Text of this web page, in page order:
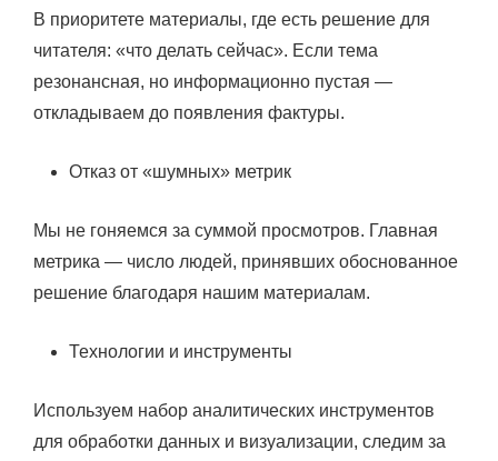
В приоритете материалы, где есть решение для
читателя: «что делать сейчас». Если тема
резонансная, но информационно пустая —
откладываем до появления фактуры.
Отказ от «шумных» метрик
Мы не гоняемся за суммой просмотров. Главная
метрика — число людей, принявших обоснованное
решение благодаря нашим материалам.
Технологии и инструменты
Используем набор аналитических инструментов
для обработки данных и визуализации, следим за